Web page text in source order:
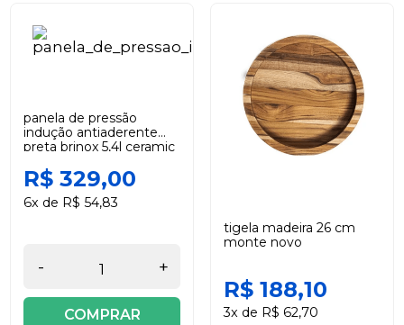
panela de pressão
indução antiaderente
preta brinox 5,4l ceramic
R$ 329,00
6x de R$ 54,83
- +
COMPRAR
tigela madeira 26 cm
monte novo
R$ 188,10
3x de R$ 62,70